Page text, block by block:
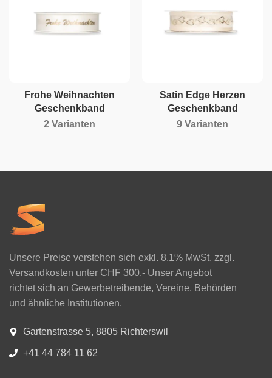
Frohe Weihnachten
Geschenkband
2 Varianten
Satin Edge Herzen
Geschenkband
9 Varianten
Unsere Preise verstehen sich exkl. 8.1% MwSt. zzgl.
Versandkosten unter CHF 300.- Unser Angebot
richtet sich an Gewerbetreibende, Vereine, Behörden
und ähnliche Institutionen.
Gartenstrasse 5, 8805 Richterswil
+41 44 784 11 62